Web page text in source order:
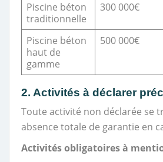
Piscine béton
traditionnelle
300 000€
Piscine béton
haut de
gamme
500 000€
2. Activités à déclarer
Toute activité non déclarée se
absence totale de garantie en
Activités obligatoires à